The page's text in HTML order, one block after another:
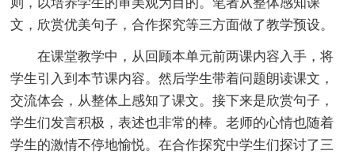
文，欣赏优美句子，合作探究等三方面做了教学预设。
在课堂教学中，从回顾本单元前两课内容入手，将
学生引入到本节课内容。然后学生带着问题朗读课文，
交流体会，从整体上感知了课文。接下来是欣赏句子，
学生们发言积极，表述也非常的棒。老师的心情也随着
学生的激情不停地愉悦。在合作探究中学生们探讨了三